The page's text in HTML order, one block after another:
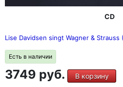
CD
Lise Davidsen singt Wagner & Strauss
Есть в наличии
3749 руб. В корзину